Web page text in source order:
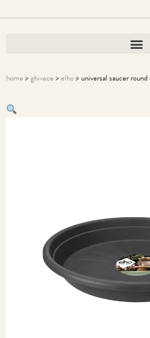
home>ghivece>elho> universal saucer